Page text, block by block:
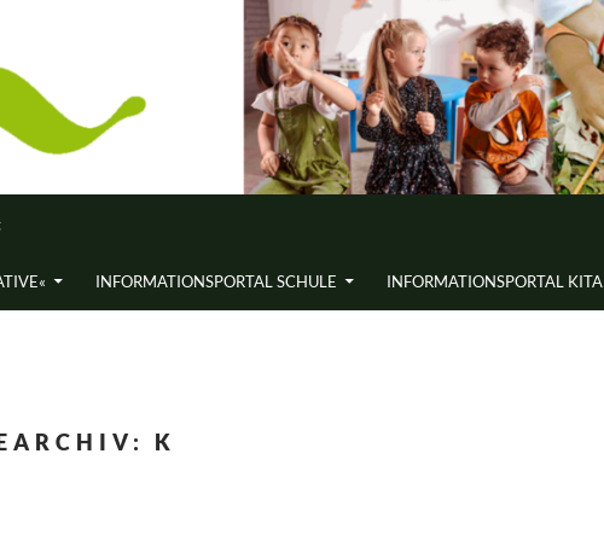
INFORMATIONS­PORTAL SCHULE INFORMATIONS­PORTAL KITA
K